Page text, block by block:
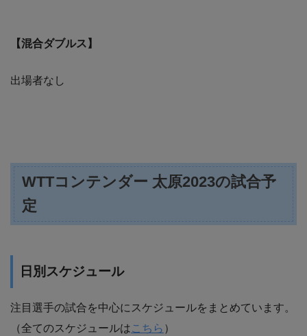
【混合ダブルス】
出場者なし
WTTコンテンダー 太原2023の試合予
定
日別スケジュール
注目選手の試合を中心にスケジュールをまとめています。
（全てのスケジュールはこちら ）